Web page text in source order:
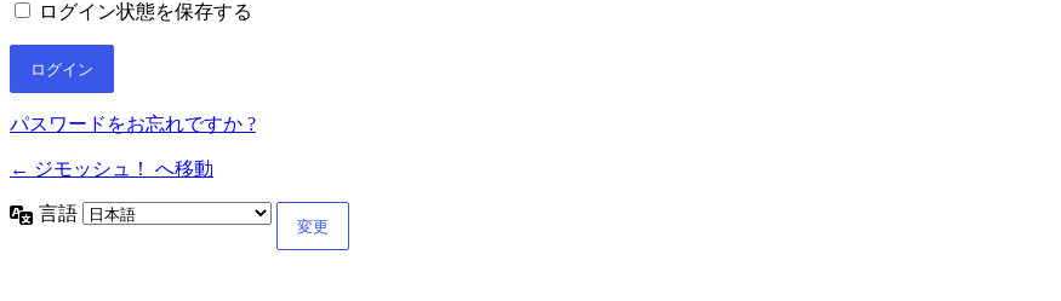
ログイン状態を保存する
パスワードをお忘れですか ?
← ジモッシュ！ へ移動
言語